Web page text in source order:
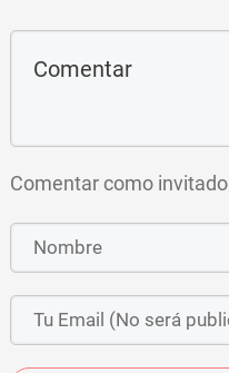
Comentar como invitado